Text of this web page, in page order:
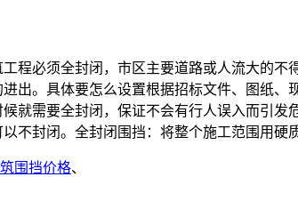
程必须全封闭，市区主要道路或人流大的
出。具体要怎么设置根据招标文件、图纸
就需要全封闭，保证不会有行人误入而引
不封闭。全封闭围挡：将整个施工范围用
围挡价格、